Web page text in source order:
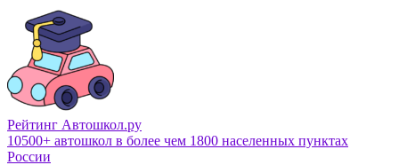
Рейтинг Автошкол.ру
10500+ автошкол в более чем 1800 населенных пунктах
России